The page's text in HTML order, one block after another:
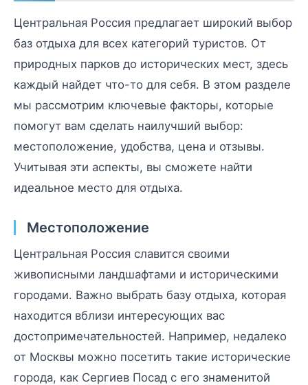
Центральная Россия предлагает широкий выбор
баз отдыха для всех категорий туристов. От
природных парков до исторических мест, здесь
каждый найдет что-то для себя. В этом разделе
мы рассмотрим ключевые факторы, которые
помогут вам сделать наилучший выбор:
местоположение, удобства, цена и отзывы.
Учитывая эти аспекты, вы сможете найти
идеальное место для отдыха.
Местоположение
Центральная Россия славится своими
живописными ландшафтами и историческими
городами. Важно выбрать базу отдыха, которая
находится вблизи интересующих вас
достопримечательностей. Например, недалеко
от Москвы можно посетить такие исторические
города, как Сергиев Посад с его знаменитой